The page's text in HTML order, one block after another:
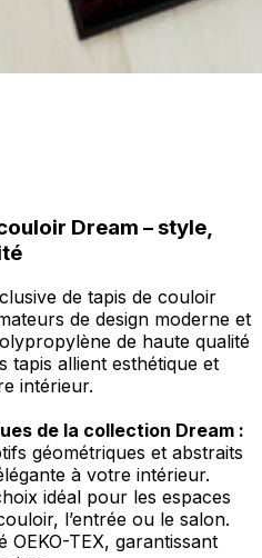
Dream – style,
de tapis de couloir
de design moderne et
de haute qualité
tapis allient esthétique et
intérieur.
de la collection Dream :
géométriques et abstraits
à votre intérieur.
idéal pour les espaces
l’entrée ou le salon.
OEKO-TEX, garantissant